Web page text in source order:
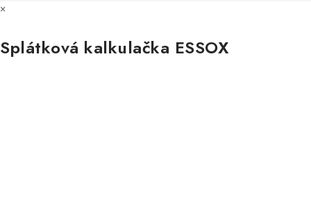
×
Splátková kalkulačka ESSOX